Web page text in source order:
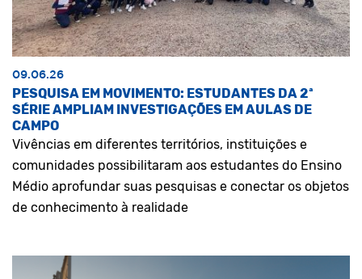
09.06.26
PESQUISA EM MOVIMENTO: ESTUDANTES DA 2ª
SÉRIE AMPLIAM INVESTIGAÇÕES EM AULAS DE
CAMPO
Vivências em diferentes territórios, instituições e
comunidades possibilitaram aos estudantes do Ensino
Médio aprofundar suas pesquisas e conectar os objetos
de conhecimento à realidade